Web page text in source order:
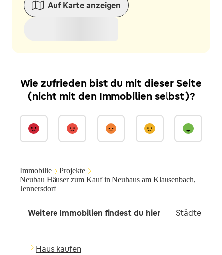
Auf Karte anzeigen
Wie zufrieden bist du mit dieser Seite
(nicht mit den Immobilien selbst)?
Immobilie
Projekte
Neubau Häuser zum Kauf in Neuhaus am Klausenbach,
Jennersdorf
Weitere Immobilien findest du hier Städte in
Haus kaufen